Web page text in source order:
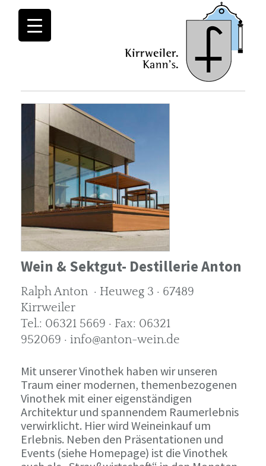
Wein & Sektgut- Destillerie Anton
Ralph Anton · Heuweg 3 · 67489
Kirrweiler
Tel.: 06321 5669 · Fax: 06321
952069 · info@anton-wein.de
Mit unserer Vinothek haben wir unseren
Traum einer modernen, themenbezogenen
Vinothek mit einer eigenständigen
Architektur und spannendem Raumerlebnis
verwirklicht. Hier wird Weineinkauf um
Erlebnis. Neben den Präsentationen und
Events (siehe Homepage) ist die Vinothek